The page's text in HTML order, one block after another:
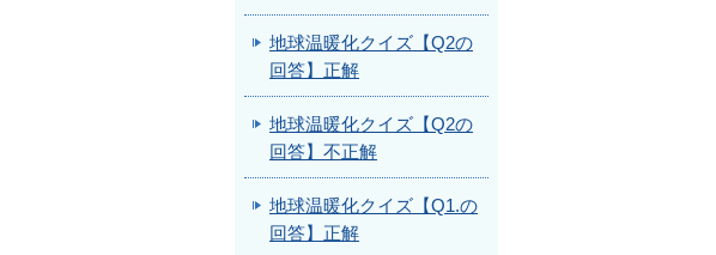
地球温暖化クイズ【Q2の
回答】正解
地球温暖化クイズ【Q2の
回答】不正解
地球温暖化クイズ【Q1.の
回答】正解